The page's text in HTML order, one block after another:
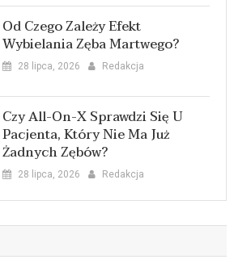
Od Czego Zależy Efekt
Wybielania Zęba Martwego?
28 lipca, 2026 Redakcja
Czy All-On-X Sprawdzi Się U
Pacjenta, Który Nie Ma Już
Żadnych Zębów?
28 lipca, 2026 Redakcja